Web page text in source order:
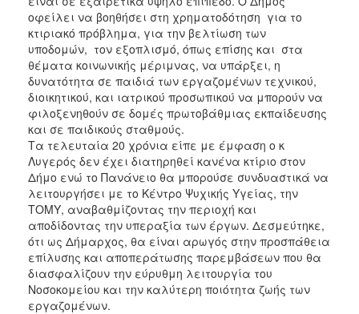
οφείλει να βοηθήσει στη χρηματοδότηση για το
κτιριακό πρόβλημα, για την βελτίωση των
υποδομών, τον εξοπλισμό, όπως επίσης και στα
θέματα κοινωνικής μέριμνας, να υπάρξει, η
δυνατότητα σε παιδιά των εργαζομένων τεχνικού,
διοικητικού, και ιατρικού προσωπικού να μπορούν να
φιλοξενηθούν σε δομές πρωτοβάθμιας εκπαίδευσης
και σε παιδικούς σταθμούς.
Τα τελευταία 20 χρόνια είπε με έμφαση ο κ
Λυγερός δεν έχει διατηρηθεί κανένα κτίριο στον
Δήμο ενώ το Πανάνειο θα μπορούσε συνδυαστικά να
λειτουργήσει με το Κέντρο Ψυχικής Υγείας, την
ΤΟΜΥ, αναβαθμίζοντας την περιοχή και
αποδίδοντας την υπεραξία των έργων. Δεσμεύτηκε,
ότι ως Δήμαρχος, θα είναι αρωγός στην προσπάθεια
επίλυσης και αποπεράτωσης παρεμβάσεων που θα
διασφαλίζουν την εύρυθμη λειτουργία του
Νοσοκομείου και την καλύτερη ποιότητα ζωής των
εργαζομένων.